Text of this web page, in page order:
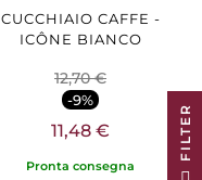
CUCCHIAIO CAFFE -
ICÔNE BIANCO
12,70 €
-9%
11,48 €
Pronta consegna
R